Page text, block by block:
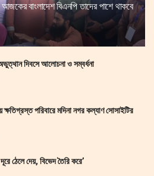
বাংলাদেশ বিএনপি তাদের পাশে থাকবে
দিবসে আলোচনা ও সম্বর্ধনা
ক্ষতিগ্রস্ত পরিবারে মদিনা নগর কল্যাণ সোসাইটির
ঠেলে দেয়, বিভেদ তৈরি করে’